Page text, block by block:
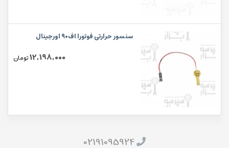
سنسور حرارتی فوتورا اف۹۰ اورجینال
12,198,000تومان
02191095924